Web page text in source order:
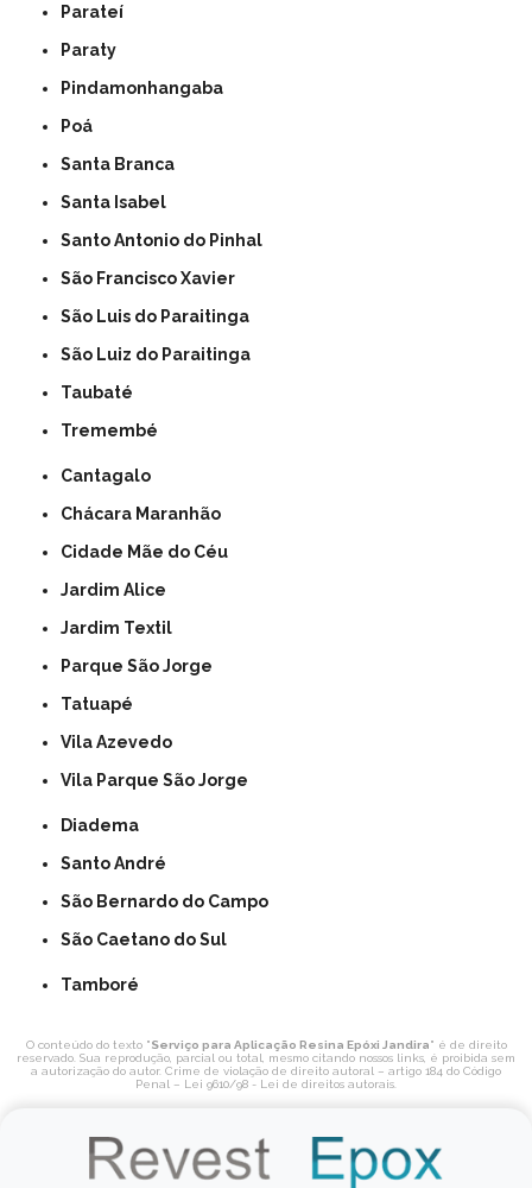
Parateí
Paraty
Pindamonhangaba
Poá
Santa Branca
Santa Isabel
Santo Antonio do Pinhal
São Francisco Xavier
São Luis do Paraitinga
São Luiz do Paraitinga
Taubaté
Tremembé
Cantagalo
Chácara Maranhão
Cidade Mãe do Céu
Jardim Alice
Jardim Textil
Parque São Jorge
Tatuapé
Vila Azevedo
Vila Parque São Jorge
Diadema
Santo André
São Bernardo do Campo
São Caetano do Sul
Tamboré
O conteúdo do texto "Serviço para Aplicação Resina Epóxi Jandira" é de direito
reservado. Sua reprodução, parcial ou total, mesmo citando nossos links, é proibida sem
a autorização do autor. Crime de violação de direito autoral – artigo 184 do Código
Penal – Lei 9610/98 - Lei de direitos autorais